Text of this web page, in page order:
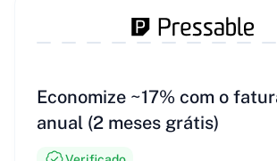
Economize ~17% com o
anual (2 meses grátis)